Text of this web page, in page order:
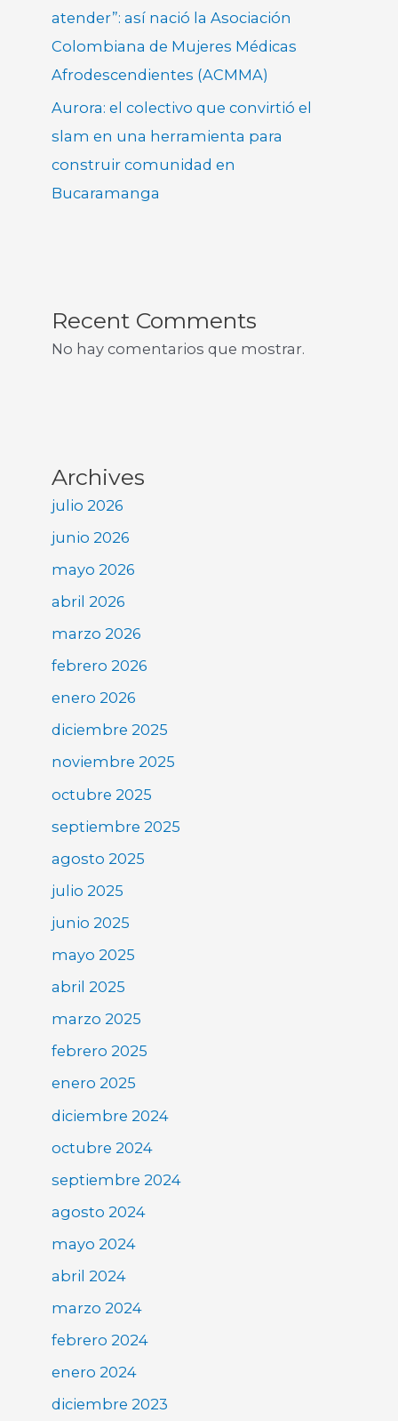
atender”: así nació la Asociación
Colombiana de Mujeres Médicas
Afrodescendientes (ACMMA)
Aurora: el colectivo que convirtió el
slam en una herramienta para
construir comunidad en
Bucaramanga
Recent Comments
No hay comentarios que mostrar.
Archives
julio 2026
junio 2026
mayo 2026
abril 2026
marzo 2026
febrero 2026
enero 2026
diciembre 2025
noviembre 2025
octubre 2025
septiembre 2025
agosto 2025
julio 2025
junio 2025
mayo 2025
abril 2025
marzo 2025
febrero 2025
enero 2025
diciembre 2024
octubre 2024
septiembre 2024
agosto 2024
mayo 2024
abril 2024
marzo 2024
febrero 2024
enero 2024
diciembre 2023